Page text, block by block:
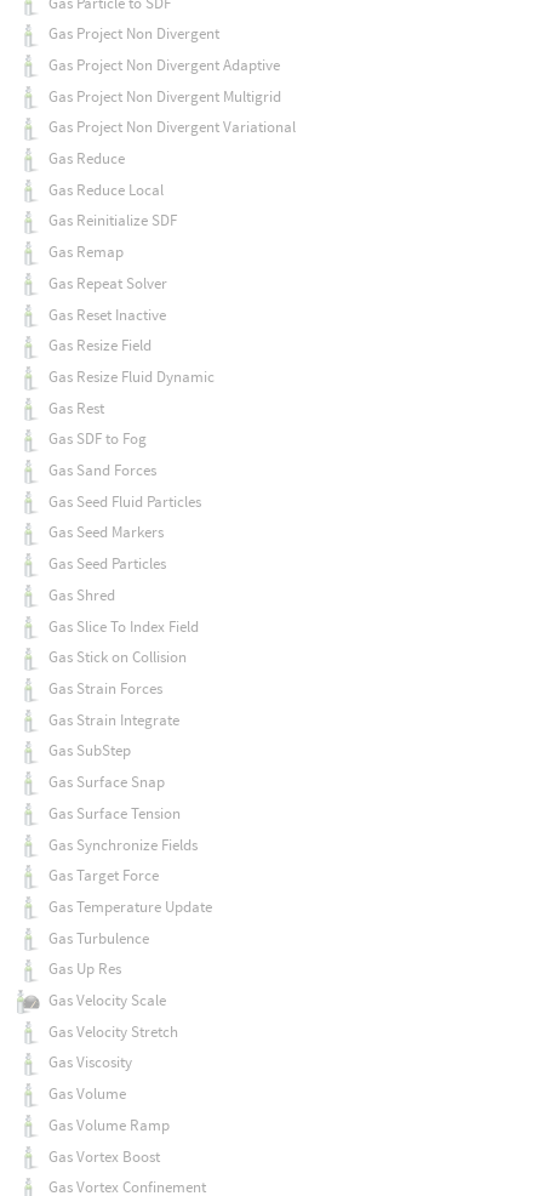
Gas Project Non Divergent
Gas Project Non Divergent Adaptive
Gas Project Non Divergent Multigrid
Gas Project Non Divergent Variational
Gas Reduce
Gas Reduce Local
Gas Reinitialize SDF
Gas Remap
Gas Repeat Solver
Gas Reset Inactive
Gas Resize Field
Gas Resize Fluid Dynamic
Gas Rest
Gas SDF to Fog
Gas Sand Forces
Gas Seed Fluid Particles
Gas Seed Markers
Gas Seed Particles
Gas Shred
Gas Slice To Index Field
Gas Stick on Collision
Gas Strain Forces
Gas Strain Integrate
Gas SubStep
Gas Surface Snap
Gas Surface Tension
Gas Synchronize Fields
Gas Target Force
Gas Temperature Update
Gas Turbulence
Gas Up Res
Gas Velocity Scale
Gas Velocity Stretch
Gas Viscosity
Gas Volume
Gas Volume Ramp
Gas Vortex Boost
Gas Vortex Confinement